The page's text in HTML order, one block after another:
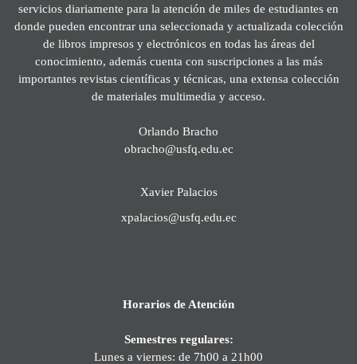
servicios diariamente para la atención de miles de estudiantes en
donde pueden encontrar una seleccionada y actualizada colección
de libros impresos y electrónicos en todas las áreas del
conocimiento, además cuenta con suscripciones a las más
importantes revistas científicas y técnicas, una extensa colección
de materiales multimedia y acceso.
Orlando Bracho
obracho@usfq.edu.ec
Xavier Palacios
xpalacios@usfq.edu.ec
Horarios de Atención
Semestres regulares:
Lunes a viernes: de 7h00 a 21h00